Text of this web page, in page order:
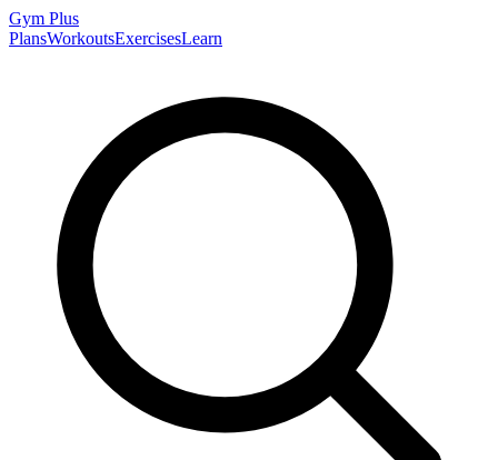
Gym Plus
PlansWorkoutsExercisesLearn